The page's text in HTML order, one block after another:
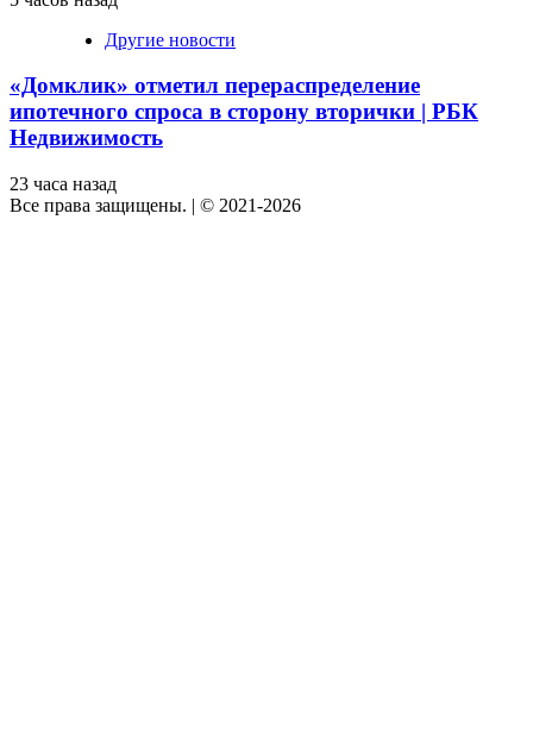
Другие новости
«Домклик» отметил перераспределение
ипотечного спроса в сторону вторички | РБК
Недвижимость
23 часа назад
Все права защищены. | © 2021-2026